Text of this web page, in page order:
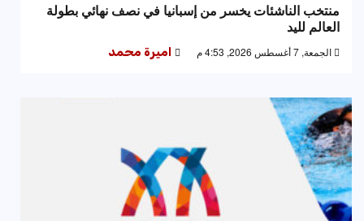
منتخب الناشئات يخسر من إسبانيا في نصف نهائي بطولة
العالم لليد
الجمعة, 7 أغسطس 2026, 4:53 م اميرة محمد